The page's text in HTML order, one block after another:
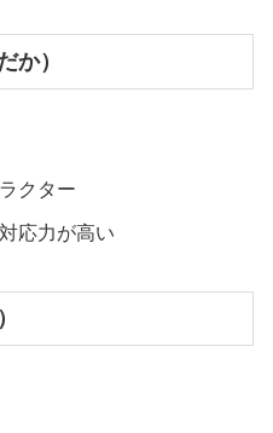
か）
クター
応力が高い